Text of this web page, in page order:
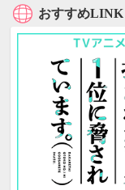
おすすめLINK